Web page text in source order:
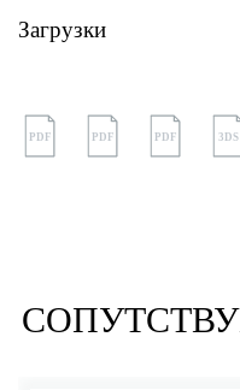
Загрузки
PDF PDF PDF 3DS